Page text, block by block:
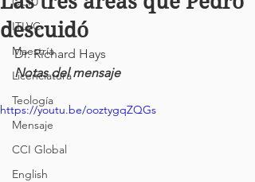
ITLVC
Maestría
Licenciatura
Teología
Mensaje
CCI Global
English
descuidó
Dr. Richard Hays
Notas del mensaje
https://youtu.be/ooztygqZQGs